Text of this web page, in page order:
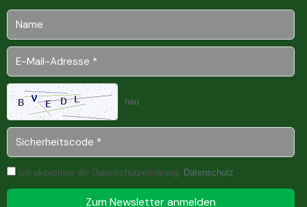
neu
Ich akzeptiere die Datenschutzerklärung. Datenschutz
Zum Newsletter anmelden